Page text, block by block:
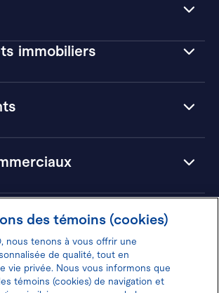
immobiliers
des témoins (cookies)
nous tenons à vous offrir une
de qualité, tout en
vie privée. Nous vous informons que
témoins (cookies) de navigation et